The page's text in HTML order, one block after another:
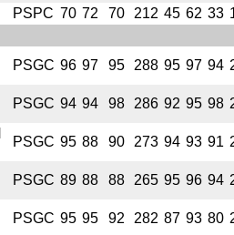
PSPC 70 72 70 212 45 62 33
PSGC 96 97 95 288 95 97 94
PSGC 94 94 98 286 92 95 98
PSGC 95 88 90 273 94 93 91
PSGC 89 88 88 265 95 96 94
PSGC 95 95 92 282 87 93 80